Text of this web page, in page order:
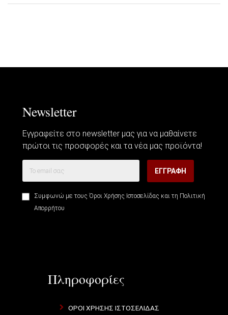
Newsletter
Εγγραφείτε στο newsletter μας για να μαθαίνετε
πρώτοι τις προσφορές και τα νέα μας προϊόντα!
ΕΓΓΡΑΦΉ
Συμφωνώ με τους Όροι Χρήσης Ιστοσελίδας και τη Πολιτική
Απορρήτου
Πληροφορίες
ΌΡΟΙ ΧΡΉΣΗΣ ΙΣΤΟΣΕΛΊΔΑΣ